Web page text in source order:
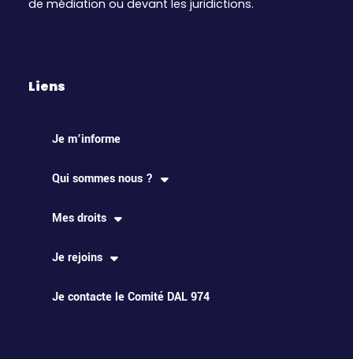
de médiation ou devant les juridictions.
Liens
Je m’informe
Qui sommes nous ?
Mes droits
Je rejoins
Je contacte le Comité DAL 974